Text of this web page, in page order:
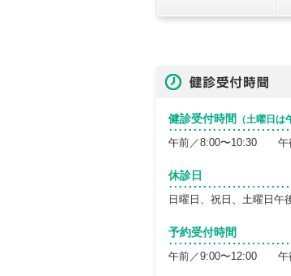
健診受付時間 （土曜日は
午前／8:00〜10:30 午
休診日
日曜日、祝日、土曜日午
予約受付時間
午前／9:00〜12:00 午